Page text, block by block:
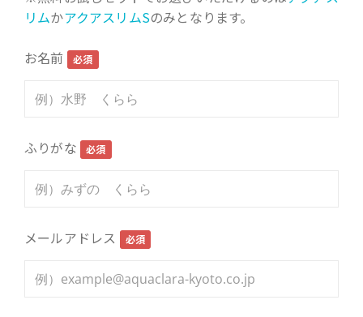
リムかアクアスリムSのみとなります。
お名前 必須
ふりがな 必須
メールアドレス 必須